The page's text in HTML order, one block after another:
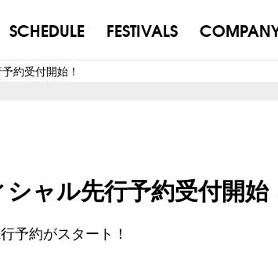
SCHEDULE FESTIVALS
約受付開始！
ャル先行予約受付開始
予約がスタート！